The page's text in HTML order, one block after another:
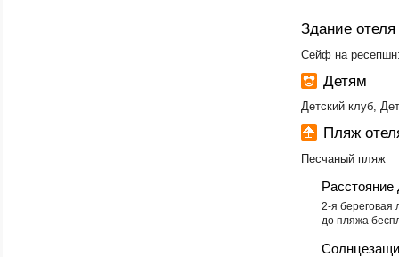
Здание отеля
Сейф на
Детям
Детский клуб,
Пляж
Песчаный пляж
2-я береговая
до пляжа